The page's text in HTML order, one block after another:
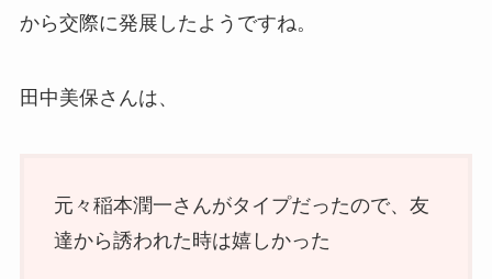
から交際に発展したようですね。
田中美保さんは、
元々稲本潤一さんがタイプだったので、友
達から誘われた時は嬉しかった